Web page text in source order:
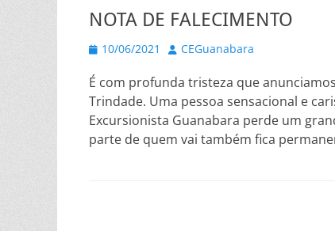
NOTA DE FALECIMENTO
Posted
10/06/2021 AutorCEGuanabara
É com profunda tristeza que
Trindade. Uma pessoa sensacional e
Excursionista Guanabara perde um
parte de quem vai também fica